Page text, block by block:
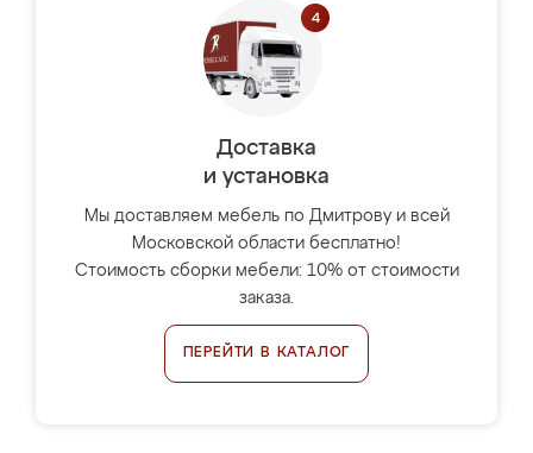
Доставка
и установка
Мы доставляем мебель по Дмитрову и всей
Московской области бесплатно!
Стоимость сборки мебели: 10% от стоимости
заказа.
ПЕРЕЙТИ В КАТАЛОГ